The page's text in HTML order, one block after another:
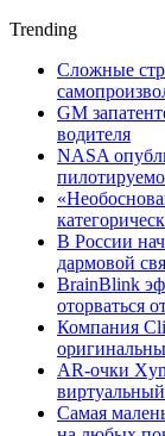
Trending
Сложные
GM
водителя
NASA
В России
дармовой
BrainBlink
оторваться
Компания
AR-очки
Самая